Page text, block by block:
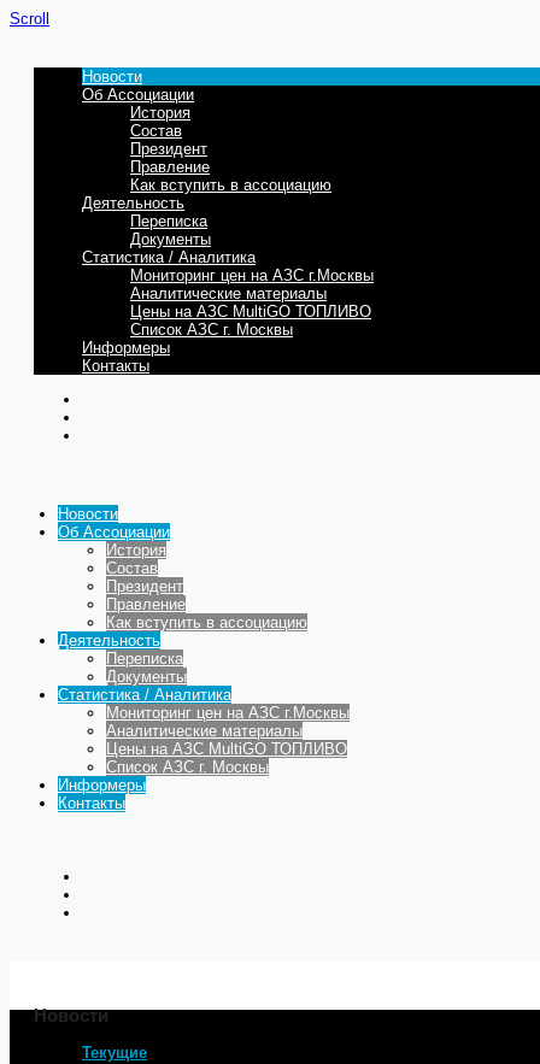
Scroll
Новости
Об Ассоциации
История
Состав
Президент
Правление
Как вступить в ассоциацию
Деятельность
Переписка
Документы
Статистика / Аналитика
Мониторинг цен на АЗС г.Москвы
Аналитические материалы
Цены на АЗС MultiGO ТОПЛИВО
Список АЗС г. Москвы
Информеры
Контакты
Новости
Об Ассоциации
История
Состав
Президент
Правление
Как вступить в ассоциацию
Деятельность
Переписка
Документы
Статистика / Аналитика
Мониторинг цен на АЗС г.Москвы
Аналитические материалы
Цены на АЗС MultiGO ТОПЛИВО
Список АЗС г. Москвы
Информеры
Контакты
Новости
Текущие